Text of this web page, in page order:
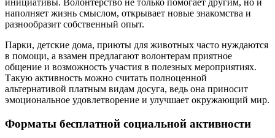
инициативы. Волонтерство не только помогает другим, но и
наполняет жизнь смыслом, открывает новые знакомства и
разнообразит собственный опыт.
Парки, детские дома, приюты для животных часто нуждаются
в помощи, а взамен предлагают волонтерам приятное
общение и возможность участия в полезных мероприятиях.
Такую активность можно считать полноценной
альтернативой платным видам досуга, ведь она приносит
эмоциональное удовлетворение и улучшает окружающий мир.
Форматы бесплатной социальной активности